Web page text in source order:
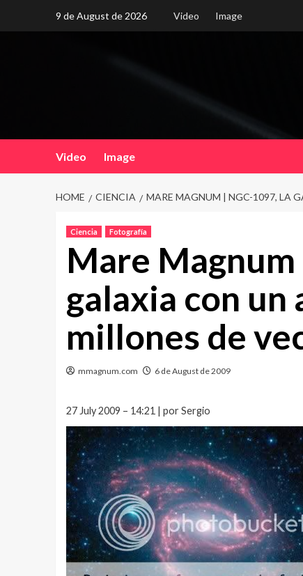
9 de August de 2026 Video Image
Video Image
HOME CIENCIA MARE MAGNUM | NGC-1097, LA
Ciencia Fotografía
Mare
galaxia con un
millones de
mmagnum.com 6 de August de 2009
27 July 2009 – 14:21 | por Sergio